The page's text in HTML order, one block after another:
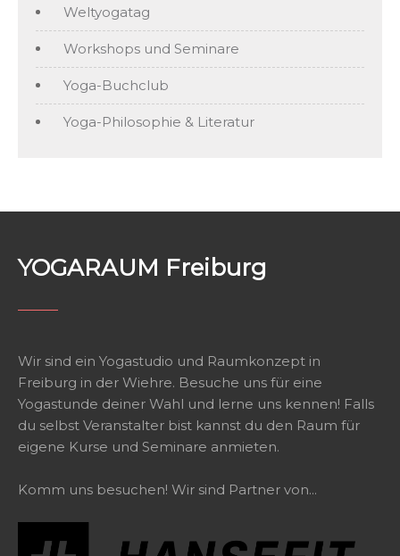
Weltyogatag
Workshops und Seminare
Yoga-Buchclub
Yoga-Philosophie & Literatur
YOGARAUM Freiburg
Wir sind ein Yogastudio und Raumkonzept in
Freiburg in der Wiehre. Besuche uns für eine
Yogastunde deiner Wahl und lerne uns kennen! Falls
du selbst Veranstalter bist kannst du den Raum für
eigene Kurse und Seminare anmieten.
Komm uns besuchen! Wir sind Partner von...